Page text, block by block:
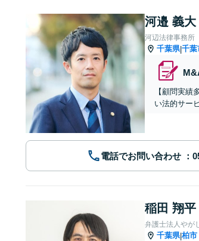
河邉 義大
河辺法律事務所
千葉県|千葉
【顧問実
い法的サー
電話でお問い合わせ
稲田 翔平
弁護士法人やが
千葉県|柏市